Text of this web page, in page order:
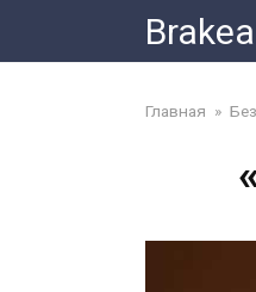
content
Главная »